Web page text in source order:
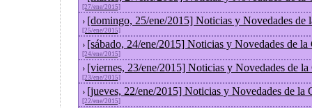
[27/ene/2015]
› [domingo, 25/ene/2015] Noticias y Novedades de
[25/ene/2015]
› [sábado, 24/ene/2015] Noticias y Novedades de la
[24/ene/2015]
› [viernes, 23/ene/2015] Noticias y Novedades de
[23/ene/2015]
› [jueves, 22/ene/2015] Noticias y Novedades de la
[22/ene/2015]